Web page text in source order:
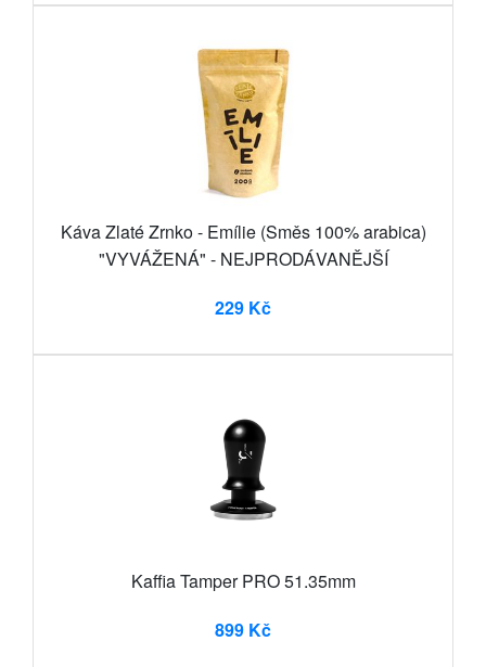
Káva Zlaté Zrnko - Emílie (Směs 100% arabica)
"VYVÁŽENÁ" - NEJPRODÁVANĚJŠÍ
229 Kč
Kaffia Tamper PRO 51.35mm
899 Kč